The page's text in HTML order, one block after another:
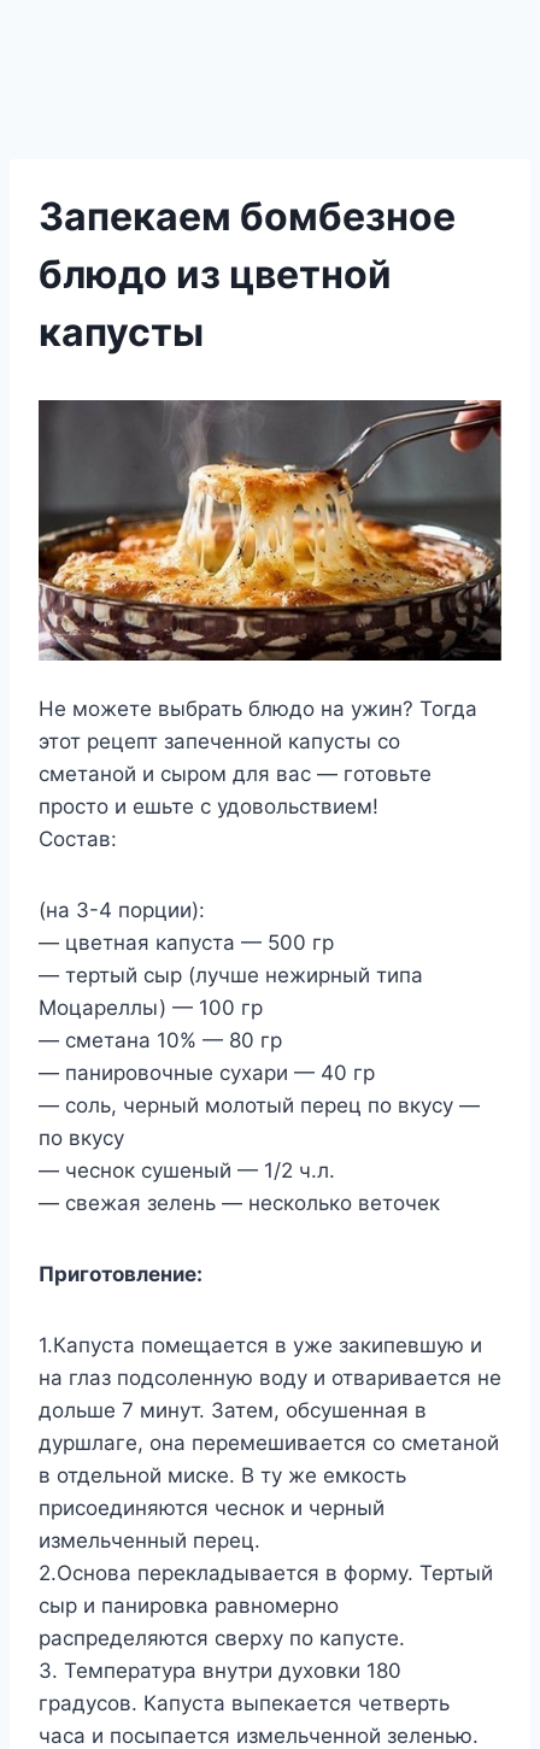
Запекаем бомбезное
блюдо из цветной
капусты
Не можете выбрать блюдо на ужин? Тогда
этот рецепт запеченной капусты со
сметаной и сыром для вас — готовьте
просто и ешьте с удовольствием!
Состав:
(на 3-4 порции):
— цветная капуста — 500 гр
— тертый сыр (лучше нежирный типа
Моцареллы) — 100 гр
— сметана 10% — 80 гр
— панировочные сухари — 40 гр
— соль, черный молотый перец по вкусу —
по вкусу
— чеснок сушеный — 1/2 ч.л.
— свежая зелень — несколько веточек
Приготовление:
1.Капуста помещается в уже закипевшую и
на глаз подсоленную воду и отваривается не
дольше 7 минут. Затем, обсушенная в
дуршлаге, она перемешивается со сметаной
в отдельной миске. В ту же емкость
присоединяются чеснок и черный
измельченный перец.
2.Основа перекладывается в форму. Тертый
сыр и панировка равномерно
распределяются сверху по капусте.
3. Температура внутри духовки 180
градусов. Капуста выпекается четверть
часа и посыпается измельченной зеленью.